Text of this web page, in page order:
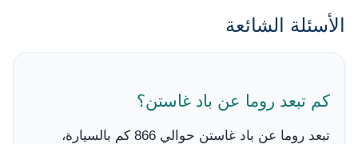
الأسئلة الشائعة
كم تبعد روما عن باد غاستن؟
تبعد روما عن باد غاستن حوالي 866 كم بالسيارة،